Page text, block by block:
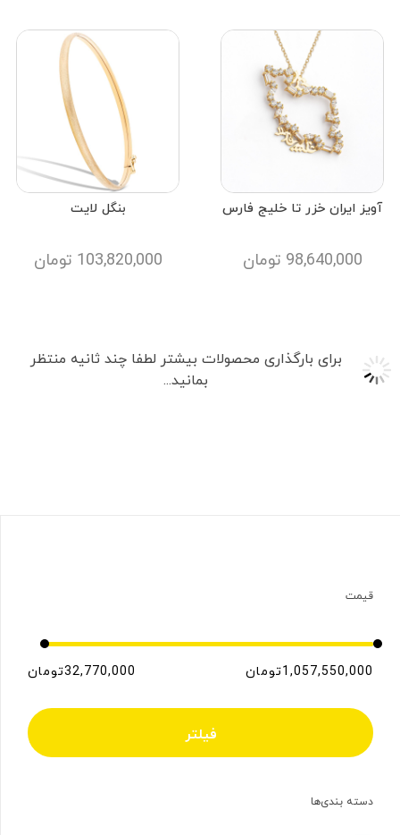
آویز ایران خزر تا خلیج فارس
98,640,000 تومان
بنگل لایت
103,820,000 تومان
برای بارگذاری محصولات بیشتر لطفا چند ثانیه منتظر
بمانید...
قیمت
32,770,000تومان 1,057,550,000تومان
فیلتر
دسته بندی‌ها